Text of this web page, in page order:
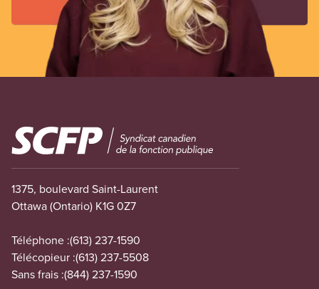
Image
1375, boulevard Saint-Laurent
Ottawa (Ontario) K1G 0Z7
Téléphone :(613) 237-1590
Télécopieur :(613) 237-5508
Sans frais :(844) 237-1590